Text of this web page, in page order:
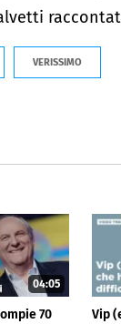
VERISSIMO
04:05
70
Vip